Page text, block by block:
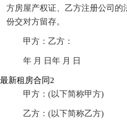
方房屋产权证、乙方注册公司的
份交对方留存。
甲方：乙方：
年 月 日年 月 日
最新租房合同2
甲方：(以下简称甲方)
乙方：(以下简称乙方)